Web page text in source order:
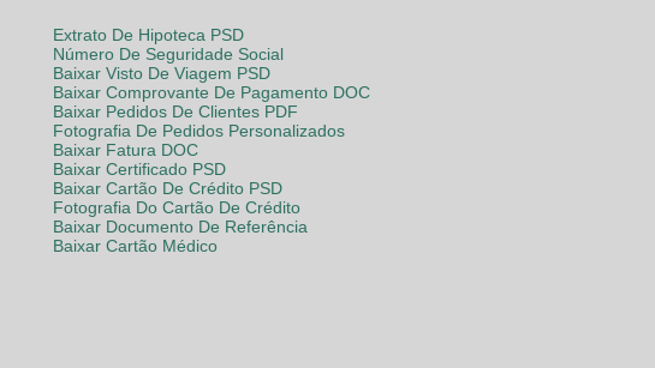
Extrato De Hipoteca PSD
Número De Seguridade Social
Baixar Visto De Viagem PSD
Baixar Comprovante De Pagamento DOC
Baixar Pedidos De Clientes PDF
Fotografia De Pedidos Personalizados
Baixar Fatura DOC
Baixar Certificado PSD
Baixar Cartão De Crédito PSD
Fotografia Do Cartão De Crédito
Baixar Documento De Referência
Baixar Cartão Médico